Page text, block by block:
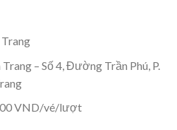
– Số 4, Đường Trần Phú, P.
VND/vé/lượt